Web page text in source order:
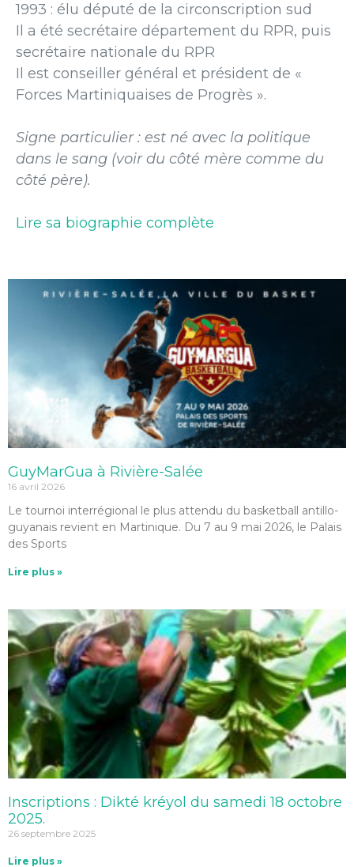
1993 : élu député de la circonscription sud
Il a été secrétaire département du RPR, puis
secrétaire nationale du RPR
Il est conseiller général et président de «
Forces Martiniquaises de Progrès ».
Signe particulier : est né avec la politique
dans le sang (voir du côté mère comme du
côté père).
Lire sa biographie complète
GuyMarGua à Rivière-Salée
16 avril 2026
Le tournoi interrégional le plus attendu du basketball antillo-
guyanais revient en Martinique. Du 7 au 9 mai 2026, le Palais
des Sports
Lire plus »
Inscriptions : Dikté kréyol du samedi 18 octobre
2025.
26 septembre 2025
Lire plus »